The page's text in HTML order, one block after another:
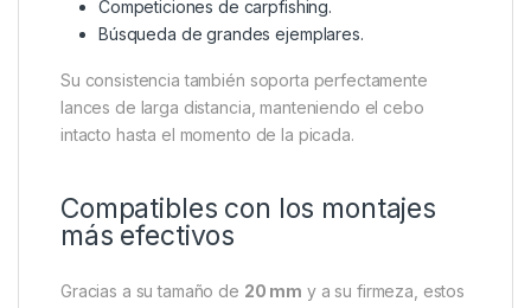
Los Hard Hook Bait Cyprinus Max 20 mm
condiciones durante muchas horas bajo el agua. Su
elevada dureza los convierte en una excelente
opción para:
Sesiones de larga duración.
Escenarios con presencia de cangrejos.
Competiciones de carpfishing.